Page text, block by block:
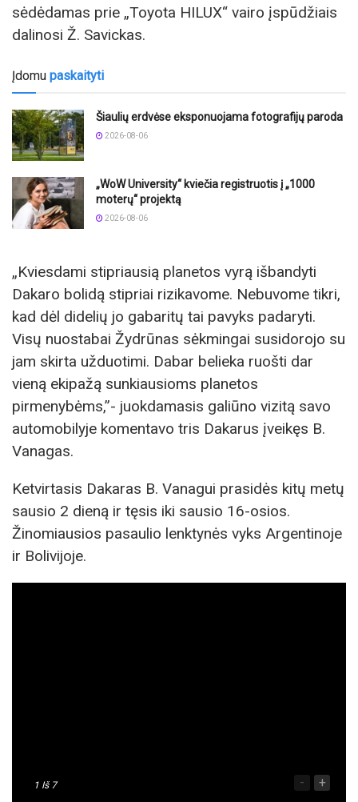
sėdėdamas prie „Toyota HILUX“ vairo įspūdžiais
dalinosi Ž. Savickas.
Įdomu paskaityti
Šiaulių erdvėse eksponuojama fotografijų paroda
2026-08-06
„WoW University“ kviečia registruotis į „1000
moterų“ projektą
2026-08-06
„Kviesdami stipriausią planetos vyrą išbandyti
Dakaro bolidą stipriai rizikavome. Nebuvome tikri,
kad dėl didelių jo gabaritų tai pavyks padaryti.
Visų nuostabai Žydrūnas sėkmingai susidorojo su
jam skirta užduotimi. Dabar belieka ruošti dar
vieną ekipažą sunkiausioms planetos
pirmenybėms,”- juokdamasis galiūno vizitą savo
automobilyje komentavo tris Dakarus įveikęs B.
Vanagas.
Ketvirtasis Dakaras B. Vanagui prasidės kitų metų
sausio 2 dieną ir tęsis iki sausio 16-osios.
Žinomiausios pasaulio lenktynės vyks Argentinoje
ir Bolivijoje.
1 Iš 7 - +